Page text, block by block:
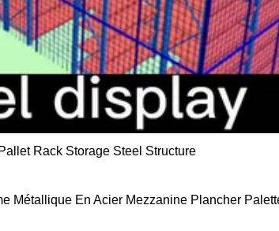
Métallique En Acier Mezzanine Plancher